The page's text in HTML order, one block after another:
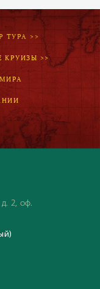
ТУРА >>
КРУИЗЫ >>
д. 2, оф.